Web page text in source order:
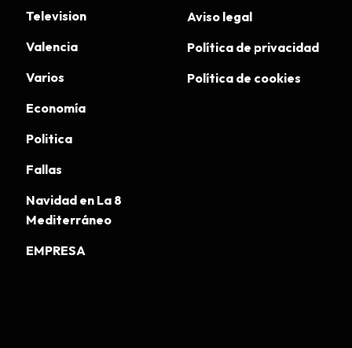
Television
Valencia
Varios
Economía
Politica
Fallas
Navidad en La 8
Mediterráneo
EMPRESA
Aviso legal
Política de privacidad
Política de cookies